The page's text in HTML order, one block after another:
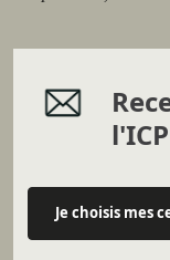
Je choisis mes